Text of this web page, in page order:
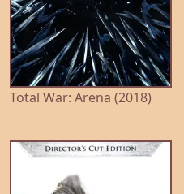
Total War: Arena (2018)